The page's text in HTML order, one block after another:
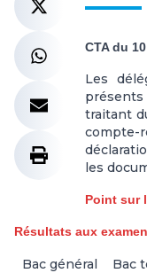
CTA du
Les
traitant
les
Point sur
Résultats aux
Bac général Bac